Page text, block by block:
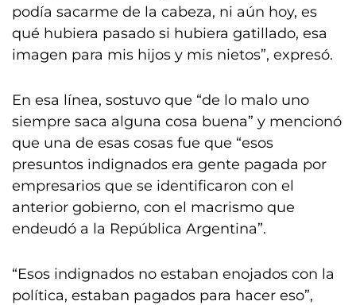
podía sacarme de la cabeza, ni aún hoy, es
qué hubiera pasado si hubiera gatillado, esa
imagen para mis hijos y mis nietos”, expresó.
En esa línea, sostuvo que “de lo malo uno
siempre saca alguna cosa buena” y mencionó
que una de esas cosas fue que “esos
presuntos indignados era gente pagada por
empresarios que se identificaron con el
anterior gobierno, con el macrismo que
endeudó a la República Argentina”.
“Esos indignados no estaban enojados con la
política, estaban pagados para hacer eso”,